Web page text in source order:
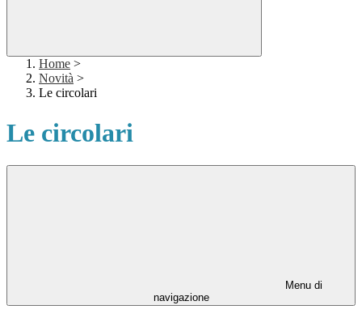
Home >
Novità >
Le circolari
Le circolari
Menu di
navigazione